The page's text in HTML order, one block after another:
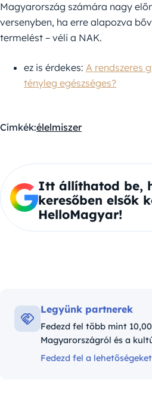
Magyarország számára nagy
versenyben, ha erre alapozva
termelést – véli a NAK.
ez is érdekes: A rendszeres
tényleg egészséges?
Címkék:élelmiszer
Itt állíthatod be,
keresőben elsők
HelloMagyar!
Legyünk partnerek
Fedezd fel több mint
Magyarországról és a
Fedezd fel a lehetőségeket